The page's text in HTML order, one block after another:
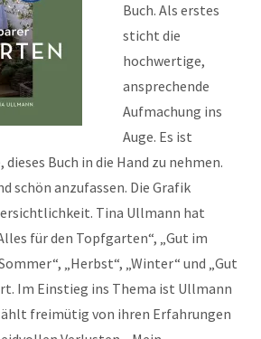
Buch. Als erstes
sticht die
hochwertige,
ansprechende
Aufmachung ins
Auge. Es ist
Buch in die Hand zu nehmen.
schön anzufassen. Die Grafik
Tina Ullmann hat
für den Topfgarten“, „Gut im
„Herbst“, „Winter“ und „Gut
Im Einstieg ins Thema ist Ullmann
freimütig von ihren Erfahrungen